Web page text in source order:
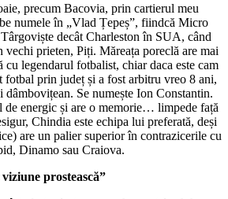
precum Bacovia, prin cartierul meu
numele în „Vlad Țepeș”, fiindcă Micro
decât Charleston în SUA, când
vechi prieten, Piți. Măreața poreclă are mai
cu legendarul fotbalist, chiar daca este cam
fotbal prin județ și a fost arbitru vreo 8 ani,
Se numește Ion Constantin.
de energic și are o memorie… limpede față
Chindia este echipa lui preferată, deși
are un palier superior în contrazicerile cu
Dinamo sau Craiova.
prostească”